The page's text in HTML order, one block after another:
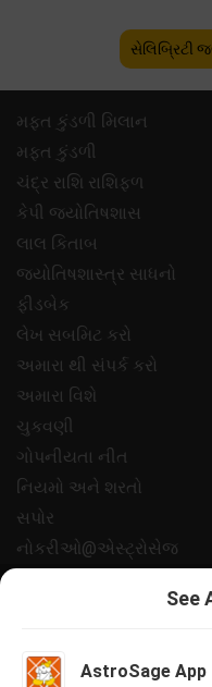
સેલિબ્રિટી
મફ્ત કુંડળી મિલાન
મફ્ત કુંડળી
ચંદ્ર રાશિ રાશિફળ
કેપી જ્યોતિષશાસ
લાલ કિતાબ
જ્યોતિષશાસ્ત્ર સાધનો
ફીડબેક
લેખ સબમિટ કરો
અમારા થી સંપર્ક કરો
અમારા વિશે
ચુકવણી
ગોપનીયતા નીત
નિયમો અને શરતો
સપોર
નોકરીઓ@એસ્ટ્રોસેજ
All copyrightsSee
AstroSage App